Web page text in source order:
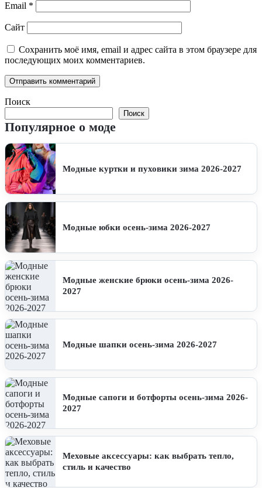
Email *
Сайт
Сохранить моё имя, email и адрес сайта в этом браузере для
последующих моих комментариев.
Поиск
Поиск
Популярное о моде
Модные куртки и пуховики зима 2026-2027
Модные юбки осень-зима 2026-2027
Модные женские брюки осень-зима 2026-
2027
Модные шапки осень-зима 2026-2027
Модные сапоги и ботфорты осень-зима 2026-
2027
Меховые аксессуары: как выбрать тепло,
стиль и качество